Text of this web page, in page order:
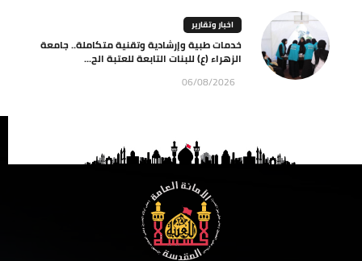
اخبار وتقارير
خدمات طبية وإرشادية وتقنية متكاملة.. جامعة
الزهراء (ع) للبنات التابعة للعتبة الح...
06/08/2026